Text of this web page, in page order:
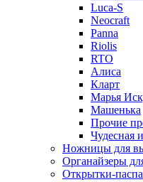
Luca-S
Neocraft
Panna
Riolis
RTO
Алиса
Кларт
Марья
Машенька
Прочие
Чудесная
Ножницы для
Органайзеры
Открытки-